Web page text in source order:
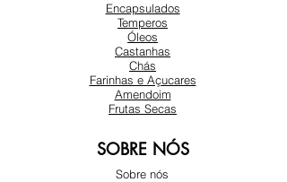
Encapsulados
Temperos
Óleos
Castanhas
Chás
Farinhas e Açucares
Amendoim
Frutas Secas
SOBRE NÓS
Sobre nós